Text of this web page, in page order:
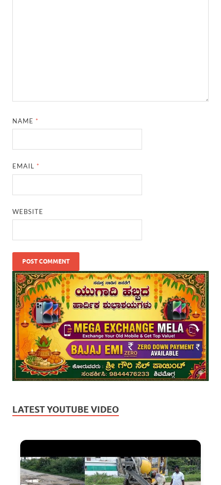
NAME *
EMAIL *
WEBSITE
LATEST YOUTUBE VIDEO